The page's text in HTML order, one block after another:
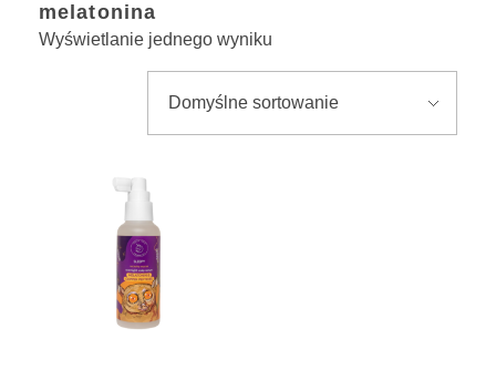
GDZIE KUPIĆ
melatonina
Wyświetlanie jednego wyniku